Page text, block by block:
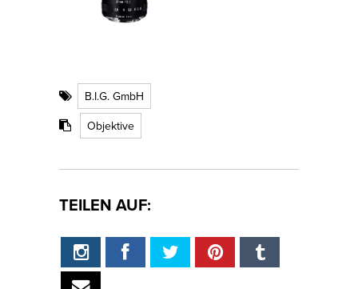
B.I.G. GmbH
Objektive
TEILEN AUF: